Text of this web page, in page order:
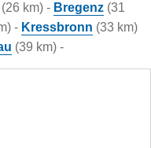
(26 km) - Bregenz (31
- Kressbronn (33 km)
(39 km) -